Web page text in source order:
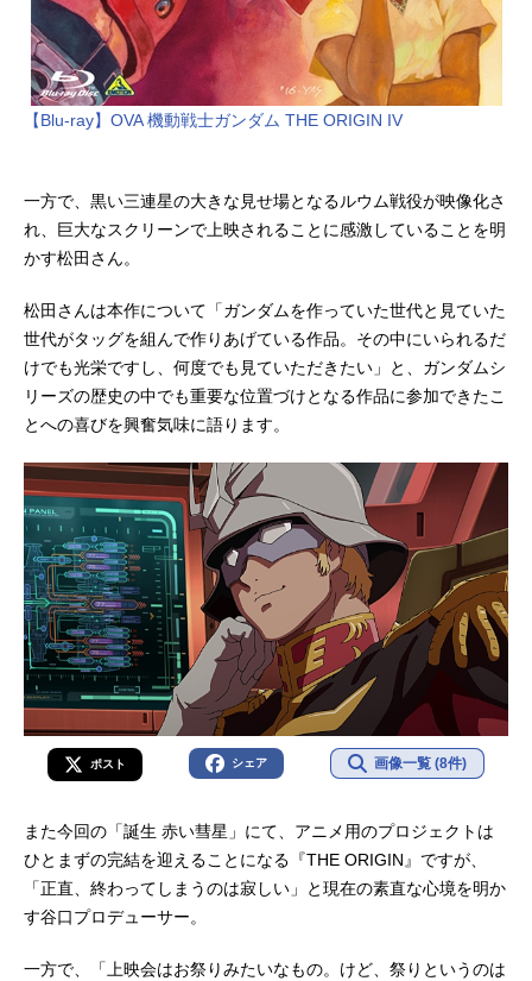
【Blu-ray】OVA 機動戦士ガンダム THE ORIGIN IV
一方で、黒い三連星の大きな見せ場となるルウム戦役が映像化さ
れ、巨大なスクリーンで上映されることに感激していることを明
かす松田さん。
松田さんは本作について「ガンダムを作っていた世代と見ていた
世代がタッグを組んで作りあげている作品。その中にいられるだ
けでも光栄ですし、何度でも見ていただきたい」と、ガンダムシ
リーズの歴史の中でも重要な位置づけとなる作品に参加できたこ
とへの喜びを興奮気味に語ります。
ポスト シェア 画像一覧 (8件)
また今回の「誕生 赤い彗星」にて、アニメ用のプロジェクトは
ひとまずの完結を迎えることになる『THE ORIGIN』ですが、
「正直、終わってしまうのは寂しい」と現在の素直な心境を明か
す谷口プロデューサー。
一方で、「上映会はお祭りみたいなもの。けど、祭りというのは